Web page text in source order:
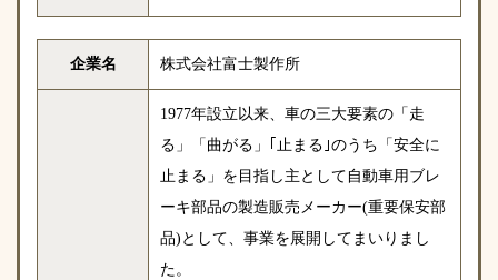
企業名 株式会社富士製作所
1977年設立以来、車の三大要素の「走
る」「曲がる」｢止まる｣のうち「安全に
止まる」を目指し主として自動車用ブレ
ーキ部品の製造販売メーカー(重要保安部
品)として、事業を展開してまいりまし
た。